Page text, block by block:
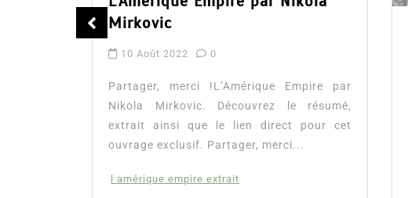
19 Fév 2025 0
Gardner. Voici quelques mots sur l’auteure,
le résumé de l’histoire, des citations et avis
ainsi que...